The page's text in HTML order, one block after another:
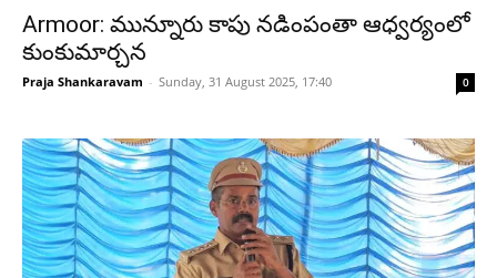
Armoor: మున్నూరు కాపు నడింపంతా ఆధ్వర్యంలో
కుంకుమార్చన
Praja Shankaravam - Sunday, 31 August 2025, 17:40 0